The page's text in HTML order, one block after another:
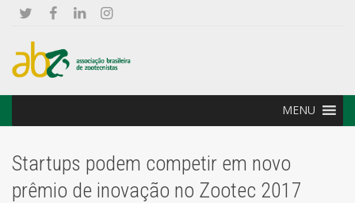
MENU
Startups podem competir em novo
prêmio de inovação no Zootec 2017